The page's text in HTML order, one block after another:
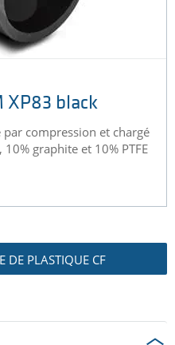
XP83 black
par compression et chargé
graphite et 10% PTFE
DE PLASTIQUE CF